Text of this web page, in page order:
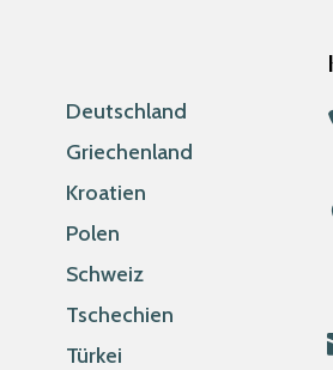
Deutschland
Griechenland
Kroatien
Polen
Schweiz
Tschechien
Türkei